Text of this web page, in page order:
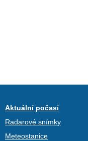
Aktuální počasí
Radarové snímky
Meteostanice